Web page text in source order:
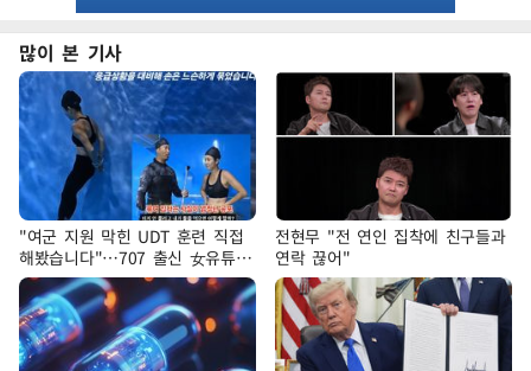
많이 본 기사
"여군 지원 막힌 UDT 훈련 직접
해봤습니다"…707 출신 女유튜버
'완벽 소화'
전현무 "전 연인 집착에 친구들과
연락 끊어"